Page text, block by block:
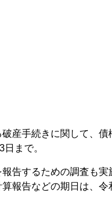
産手続きに関して、
日まで。
告するための調査も
報告などの期日は、令